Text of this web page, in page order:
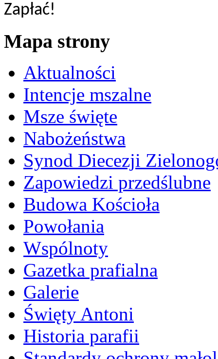
Zapłać!
Mapa strony
Aktualności
Intencje mszalne
Msze święte
Nabożeństwa
Synod Diecezji
Zapowiedzi przedślubne
Budowa Kościoła
Powołania
Wspólnoty
Gazetka prafialna
Galerie
Święty Antoni
Historia parafii